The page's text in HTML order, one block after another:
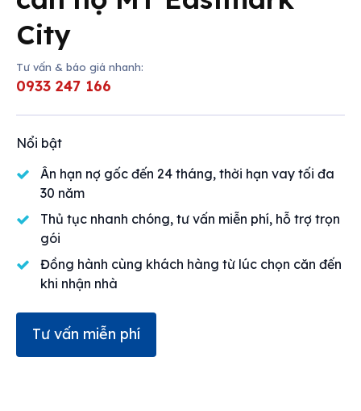
Mua bán
Cho thuê
Thị trường
Liên hệ
Search
City
Tư vấn & báo giá nhanh:
0933 247 166
Nổi bật
Ân hạn nợ gốc đến 24 tháng, thời hạn vay tối đa
30 năm
Thủ tục nhanh chóng, tư vấn miễn phí, hỗ trợ trọn
gói
Đồng hành cùng khách hàng từ lúc chọn căn đến
khi nhận nhà
Tư vấn miễn phí